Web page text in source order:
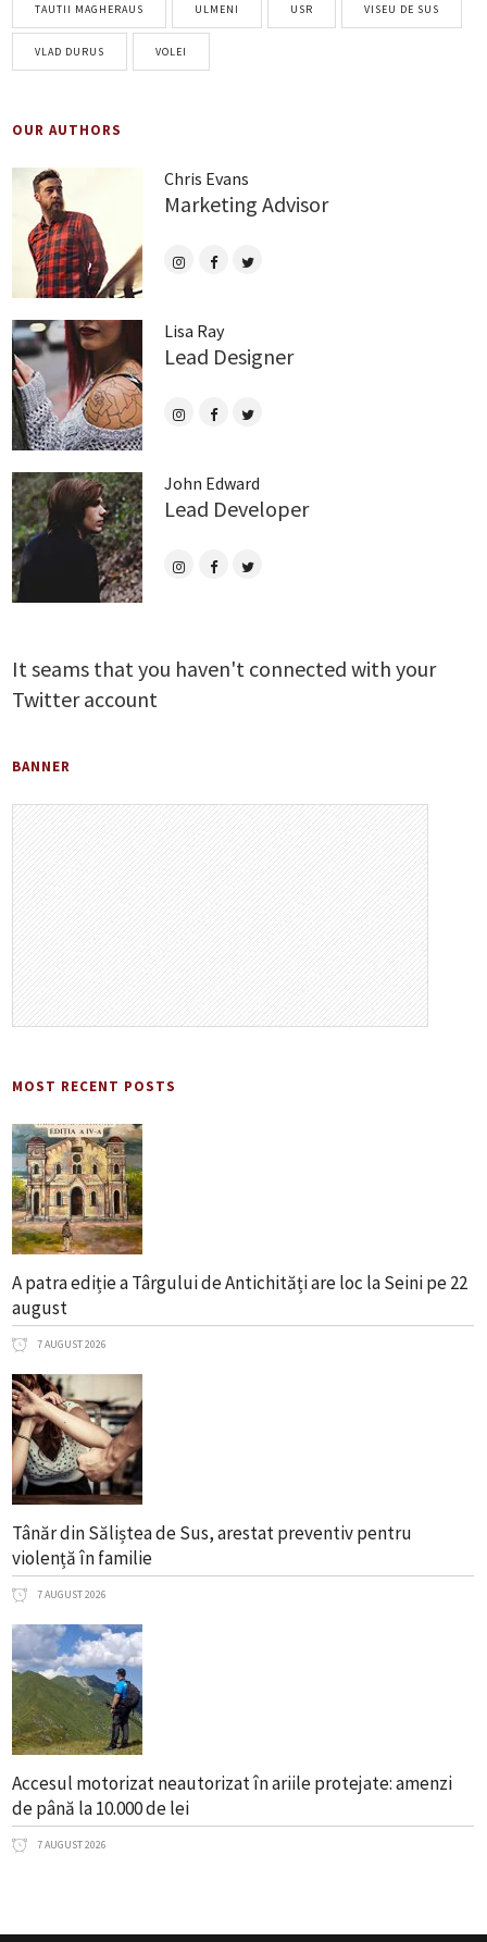
TAUTII MAGHERAUS ULMENI USR VISEU DE SUS
VLAD DURUS VOLEI
OUR AUTHORS
Chris Evans
Marketing Advisor
Lisa Ray
Lead Designer
John Edward
Lead Developer
It seams that you haven't connected with your
Twitter account
BANNER
MOST RECENT POSTS
A patra ediție a Târgului de Antichități are loc la Seini pe 22
august
7 AUGUST 2026
Tânăr din Săliștea de Sus, arestat preventiv pentru
violență în familie
7 AUGUST 2026
Accesul motorizat neautorizat în ariile protejate: amenzi
de până la 10.000 de lei
7 AUGUST 2026